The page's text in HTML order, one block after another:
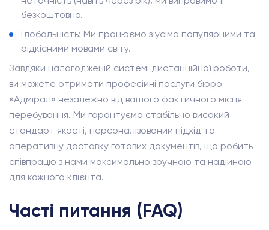
безкоштовно.
Глобальність: Ми працюємо з усіма популярними та
рідкісними мовами світу.
Завдяки налагодженій системі дистанційної роботи,
ви можете отримати професійні послуги бюро
«Адмірал» незалежно від вашого фактичного місця
перебування. Ми гарантуємо стабільно високий
стандарт якості, персоналізований підхід та
оперативну доставку готових документів, що робить
співпрацю з нами максимально зручною та надійною
для кожного клієнта.
Часті питання (FAQ)